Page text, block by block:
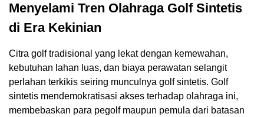
Menyelami Tren Olahraga Golf Sintetis
di Era Kekinian
Citra golf tradisional yang lekat dengan kemewahan,
kebutuhan lahan luas, dan biaya perawatan selangit
perlahan terkikis seiring munculnya golf sintetis. Golf
sintetis mendemokratisasi akses terhadap olahraga ini,
membebaskan para pegolf maupun pemula dari batasan